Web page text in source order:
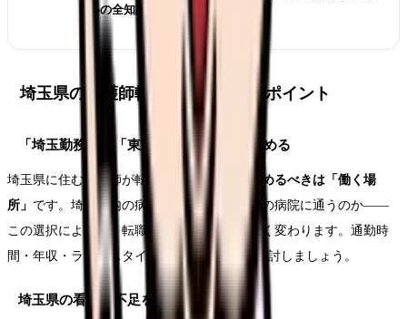
めの全知識
埼玉県の看護師転職を成功させるポイント
「埼玉勤務」か「東京通勤」かを先に決める
埼玉県に住む看護師が転職する際、 最初に決めるべきは「働く場
所」 です。埼玉県内の病院で働くのか、東京の病院に通うのか——
この選択によって、転職活動の方向性が大きく変わります。通勤時
間・年収・ライフスタイルの3つの軸で比較検討しましょう。
埼玉県の看護師不足を活かす